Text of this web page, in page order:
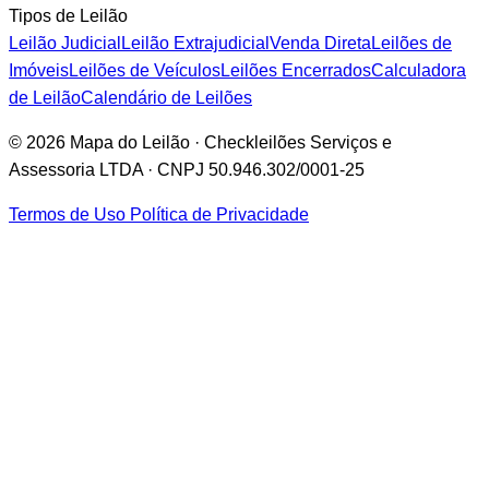
Tipos de Leilão
Leilão Judicial Leilão Extrajudicial Venda Direta Leilões de
ImóveisLeilões de VeículosLeilões EncerradosCalculadora
de LeilãoCalendário de Leilões
© 2026 Mapa do Leilão · Checkleilões Serviços e
Assessoria LTDA · CNPJ 50.946.302/0001-25
Termos de Uso Política de Privacidade